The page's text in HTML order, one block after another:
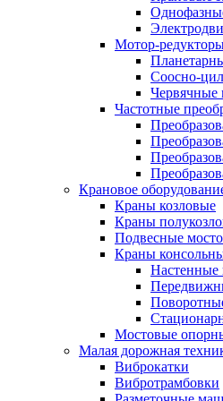
Мотор-
Соосно-
Червячные
Частотные
Крановое
Краны козловые
Краны
Подвесные
Краны
Настенные
Мостовые
Малая дорожная
Виброкатки
Вибротрамбовки